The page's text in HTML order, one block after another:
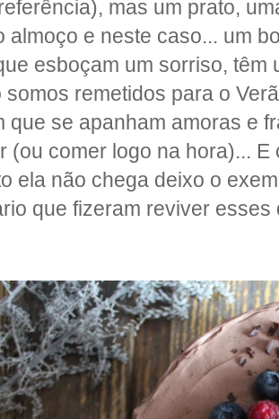
mas um prato,
almoço e neste caso... um
esboçam um sorriso, têm
somos remetidos para o
que se apanham amoras e
(ou comer logo na hora)...
ela não chega deixo o
que fizeram reviver esses